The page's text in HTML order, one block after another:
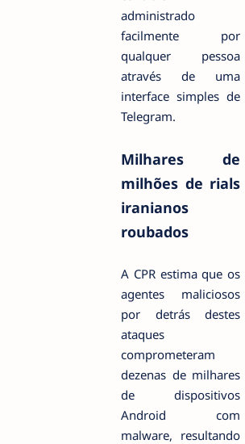
administrado
facilmente por
qualquer pessoa
através de uma
interface simples de
Telegram.
Milhares de
milhões de rials
iranianos
roubados
A CPR estima que os
agentes maliciosos
por detrás destes
ataques
comprometeram
dezenas de milhares
de dispositivos
Android com
malware, resultando